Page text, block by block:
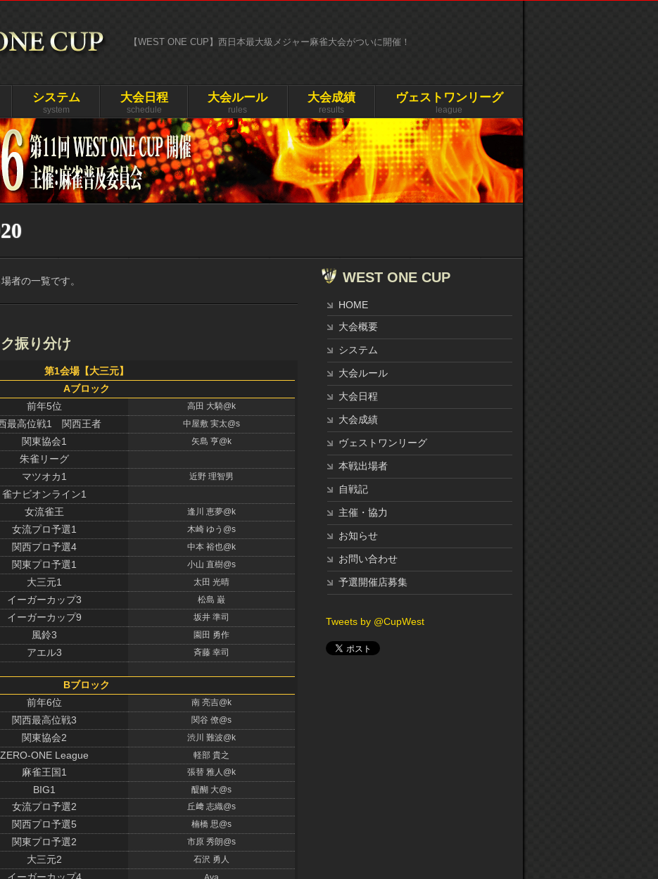
【WEST ONE CUP】西日本最大級メジャー麻雀大会がついに開催！
システム
system
大会日程
schedule
大会ルール
rules
大会成績
results
ヴェストワンリーグ
league
者の一覧です。
振り分け
第1会場【大三元】
Aブロック
前年5位
高田 大騎@k
最高位戦1 関西王者
中屋敷 実太@s
関東協会1
矢島 亨@k
朱雀リーグ
マツオカ1
近野 理智男
雀ナビオンライン1
女流雀王
逢川 恵夢@k
女流プロ予選1
木崎 ゆう@s
関西プロ予選4
中本 裕也@k
関東プロ予選1
小山 直樹@s
大三元1
太田 光晴
イーガーカップ3
松島 巌
イーガーカップ9
坂井 準司
風鈴3
園田 勇作
アエル3
斉藤 幸司
Bブロック
前年6位
南 亮吉@k
関西最高位戦3
関谷 僚@s
関東協会2
渋川 難波@k
ZERO-ONE League
軽部 貴之
麻雀王国1
張替 雅人@k
BIG1
醍醐 大@s
女流プロ予選2
丘﨑 志織@s
関西プロ予選5
楠橋 思@s
関東プロ予選2
市原 秀朗@s
大三元2
石沢 勇人
WEST ONE CUP
HOME
大会概要
システム
大会ルール
大会日程
大会成績
ヴェストワンリーグ
本戦出場者
自戦記
主催・協力
お知らせ
お問い合わせ
予選開催店募集
Tweets by @CupWest